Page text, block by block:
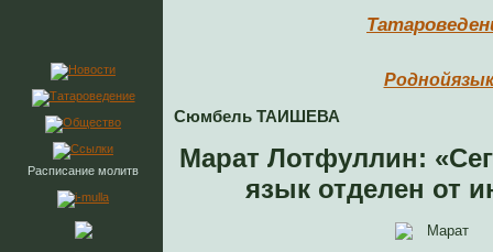
Расписание молитв
Роднойязык
Сюмбель ТАИШЕВА
Марат Лотфуллин:
язык отделен от